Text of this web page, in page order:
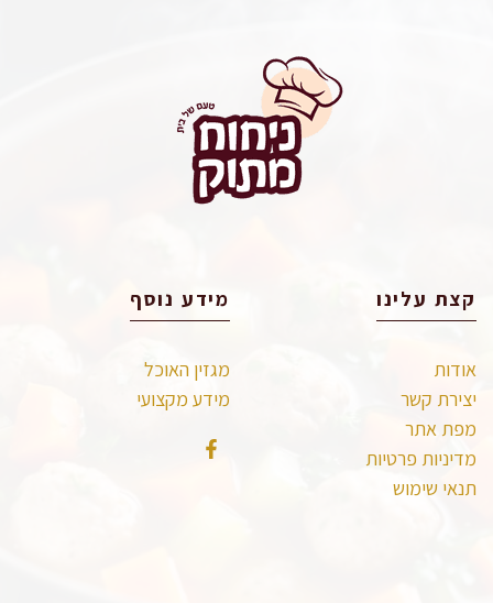
קצת עלינו
אודות
יצירת קשר
מפת אתר
מדיניות פרטיות
תנאי שימוש
מידע נוסף
מגזין האוכל
מידע מקצועי